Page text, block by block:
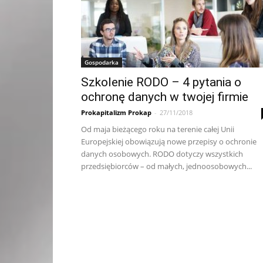
Gospodarka
Szkolenie RODO – 4 pytania o
ochronę danych w twojej firmie
Prokapitalizm Prokap - 27/11/2018
Od maja bieżącego roku na terenie całej Unii
Europejskiej obowiązują nowe przepisy o ochronie
danych osobowych. RODO dotyczy wszystkich
przedsiębiorców – od małych, jednoosobowych...